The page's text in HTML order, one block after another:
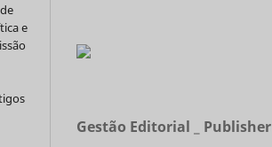
e
Gestão Editorial _ Publisher